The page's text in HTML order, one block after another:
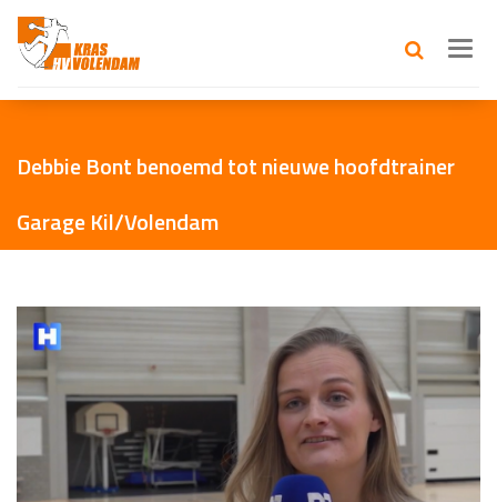
Debbie Bont benoemd tot nieuwe hoofdtrainer
Garage Kil/Volendam